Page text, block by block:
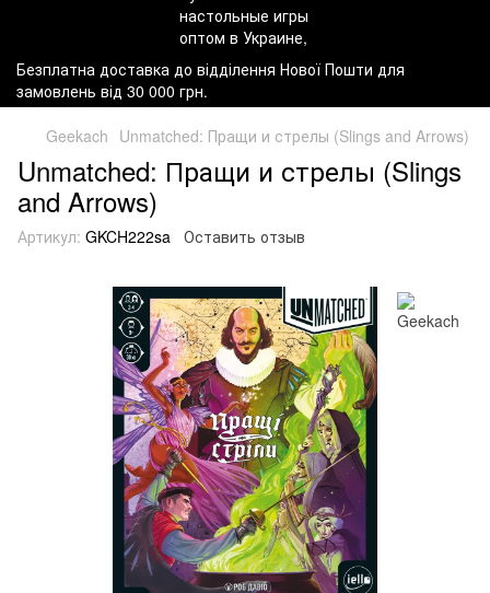
Безплатна доставка до відділення Нової Пошти для
замовлень від 30 000 грн.
Geekach Unmatched: Пращи и стрелы (Slings and Arrows)
Unmatched: Пращи и стрелы (Slings
and Arrows)
Артикул: GKCH222sa Оставить отзыв